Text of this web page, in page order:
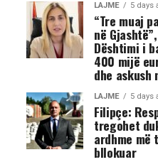
LAJME 5 days
“Tre muaj
në
Dështimi i
400 mijë
dhe
LAJME 5 days
Filipçe:
tregohet
ardhme më
bllokuar